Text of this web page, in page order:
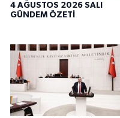
4 AĞUSTOS 2026 SALI
GÜNDEM ÖZETİ